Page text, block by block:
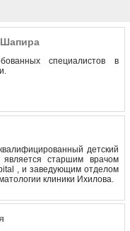
специалистов в
детский
старшим врачом
, и заведующим отделом
клиники Ихилова.